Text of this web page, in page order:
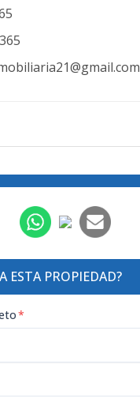
ESTA PROPIEDAD?
*